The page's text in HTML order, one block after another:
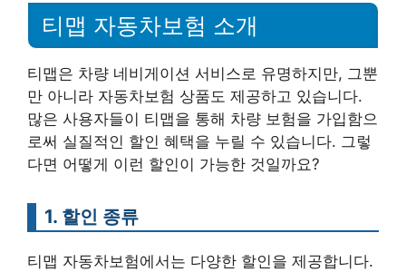
티맵 자동차보험 소개
티맵은 차량 네비게이션 서비스로 유명하지만, 그뿐
만 아니라 자동차보험 상품도 제공하고 있습니다.
많은 사용자들이 티맵을 통해 차량 보험을 가입함으
로써 실질적인 할인 혜택을 누릴 수 있습니다. 그렇
다면 어떻게 이런 할인이 가능한 것일까요?
1. 할인 종류
티맵 자동차보험에서는 다양한 할인을 제공합니다.